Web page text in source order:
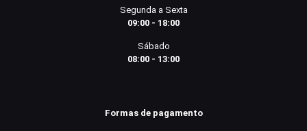
Segunda a Sexta
09:00 - 18:00
Sábado
08:00 - 13:00
Formas de pagamento